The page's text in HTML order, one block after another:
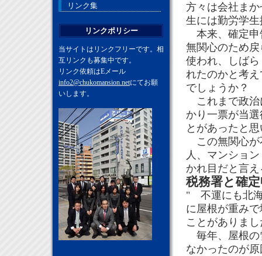
方々は会社ま
生には勤労学
本来、確定申
無関心のため
使われ、しば
れたのかと考
でしょうか？
これまで政治
かり一票が当
とがあったと
この無関心が
人、マンショ
かれ目だと言
税務署と確
" 不運にも北海
に屋根が重み
ことがありまし
毎年、屋根の
なかったのが
リンク集
リンクポリシー
当サイトはリンクフリーです。相
互リンクも募集中です。
リンク依頼はEメール
info2@chukomansion.netにてお願
いします。